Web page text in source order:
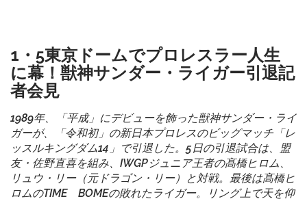
1・5東京ドームでプロレスラー人生
に幕！獣神サンダー・ライガー引退記
者会見
1989年、「平成」にデビューを飾った獣神サンダー・ライ
ガーが、「令和初」の新日本プロレスのビッグマッチ「レ
ッスルキングダム14」で引退した。5日の引退試合は、盟
友・佐野直喜を組み、IWGPジュニア王者の髙橋ヒロム、
リュウ・リー（元ドラゴン・リー）と対戦。最後は髙橋ヒ
ロムのTIME BOMEの敗れたライガー。リング上で天を仰